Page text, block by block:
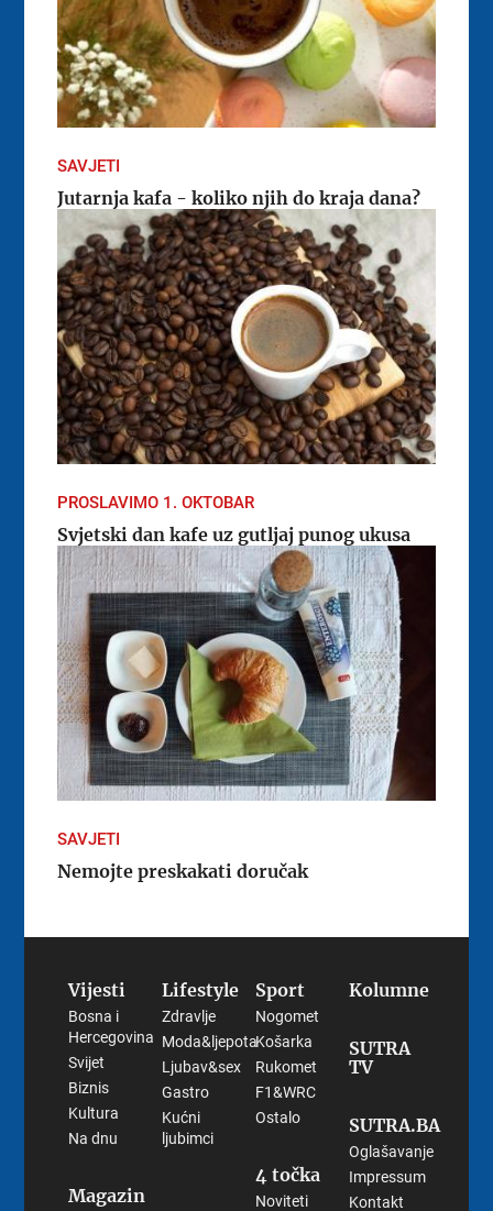
SAVJETI
Jutarnja kafa - koliko njih do kraja dana?
PROSLAVIMO 1. OKTOBAR
Svjetski dan kafe uz gutljaj punog ukusa
SAVJETI
Nemojte preskakati doručak
Vijesti
Bosna i
Hercegovina
Svijet
Biznis
Kultura
Na dnu
Magazin
Lifestyle
Zdravlje
Moda&ljepota
Ljubav&sex
Gastro
Kućni
ljubimci
Sport
Nogomet
Košarka
Rukomet
F1&WRC
Ostalo
4 točka
Noviteti
Kolumne
SUTRA
TV
SUTRA.BA
Oglašavanje
Impressum
Kontakt